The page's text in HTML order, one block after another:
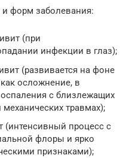
форм заболевания:
(при
инфекции в глаз);
(развивается на фоне
осложнение, в
с близлежащих
травмах);
(интенсивный процесс с
флоры и ярко
признаками);